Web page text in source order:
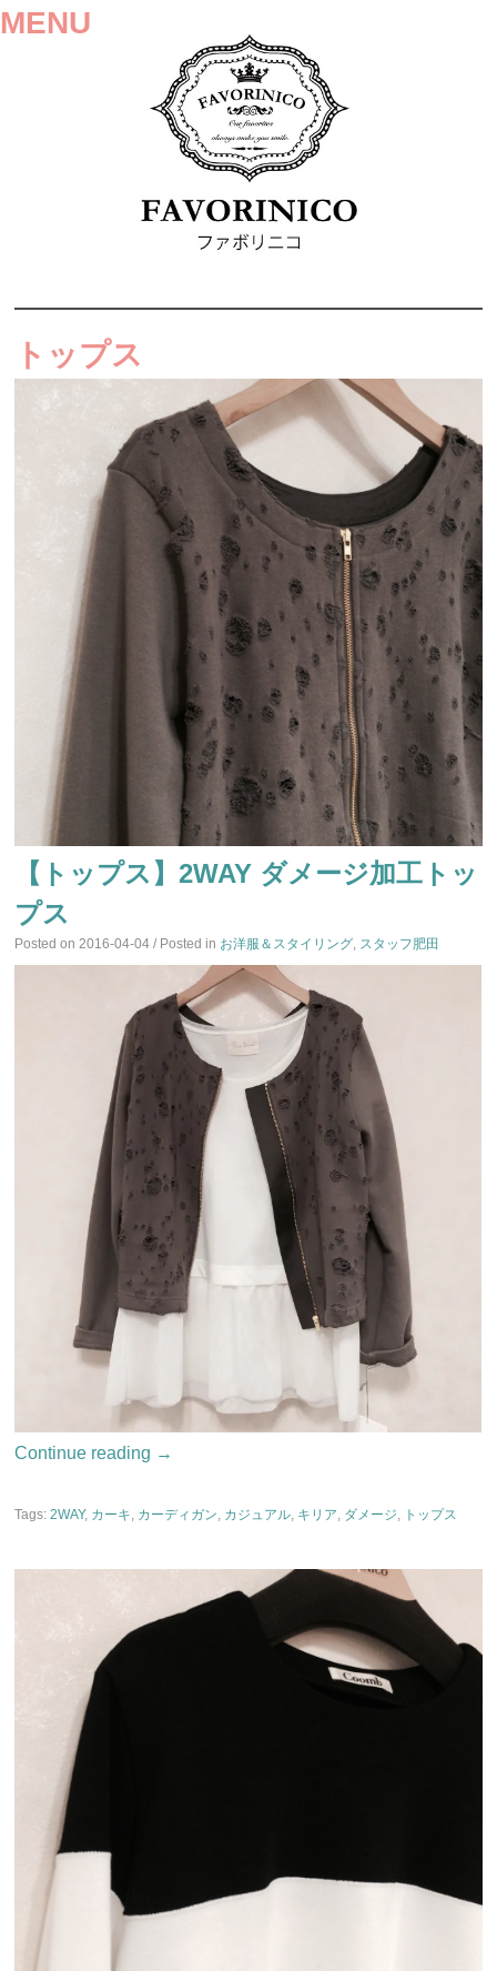
MENU
TO
CONTENT
トップス
【トップス】2WAY ダメージ加工トッ
プス
Posted on2016-04-04 / Posted in お洋服＆スタイリング, スタッフ肥田
Continue reading →
Tags:2WAY, カーキ, カーディガン, カジュアル, キリア, ダメージ, トップス